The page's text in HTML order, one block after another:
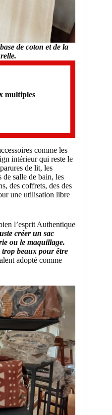
de coton et de la
multiples
comme les
intérieur qui reste le
de lit, les
de salle de bain, les
des coffrets, des des
une utilisation libre
l’esprit Authentique
créer un sac
ou le maquillage.
trop beaux pour être
adopté comme